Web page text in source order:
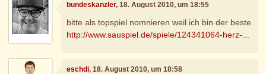
bundeskanzler, 18. August 2010, um 18:55
bitte als topspiel nomnieren weil ich bin der beste
http://www.sauspiel.de/spiele/124341064-herz-...
eschdi, 18. August 2010, um 18:58